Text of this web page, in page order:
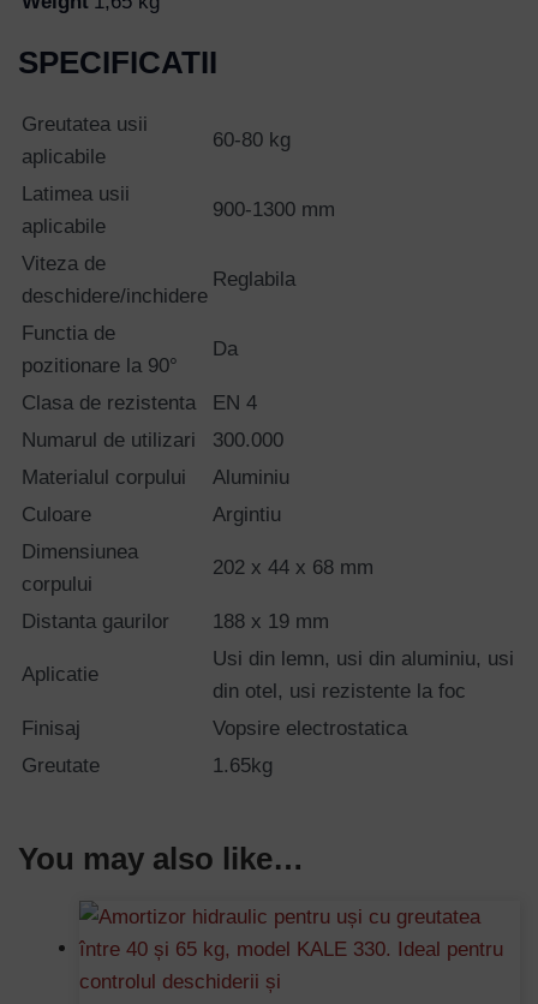
SPECIFICATII
Greutatea usii
aplicabile
60-80 kg
Latimea usii
aplicabile
900-1300 mm
Viteza de
deschidere/inchidere
Reglabila
Functia de
pozitionare la 90°
Da
Clasa de rezistenta
EN 4
Numarul de utilizari
300.000
Materialul corpului
Aluminiu
Culoare
Argintiu
Dimensiunea
corpului
202 x 44 x 68 mm
Distanta gaurilor 188 x 19 mm
Aplicatie
Usi din lemn, usi din aluminiu, usi
din otel, usi rezistente la foc
Finisaj
Vopsire electrostatica
Greutate
1.65kg
You may also like…